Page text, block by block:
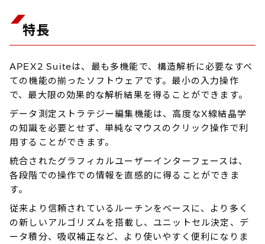
特長
APEX2 Suiteは、最も多機能で、構造解析に必要なすべ
ての機能の揃ったソフトウェアです。最小の入力操作
で、最大限の効果的な解析結果を得ることができます。
データ測定ストラテジー編集機能は、高度なX線結晶学
の知識を必要とせず、単純なマウスのクリック操作で利
用することができます。
統合されたグラフィカルユーザーインターフェースは、
各段階での操作での情報を直感的に得ることができま
す。
従来より信頼されているルーチンをベースに、より多く
の新しいアルゴリズムを搭載し、ユニットセル決定、デ
ータ積分、吸収補正など、より使いやすく便利になりま